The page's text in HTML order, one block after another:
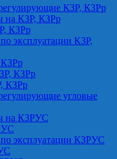
КЗР, КЗРр
на КЗР, КЗРр
КЗРр
эксплуатации КЗР,
КЗРр
КЗРр
угловые
на КЗРУС
по эксплуатации КЗРУС